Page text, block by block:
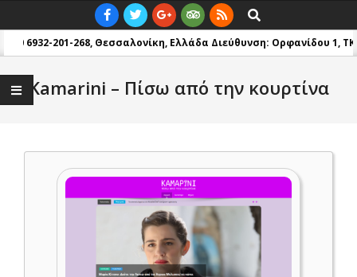
to
content
Navigation
Menu
Search
6932-201-268, Θεσσαλονίκη, ΕλλάδαΔιεύθυνση: Ορφανίδου 1, TK
Kamarini – Πίσω από την κουρτίνα